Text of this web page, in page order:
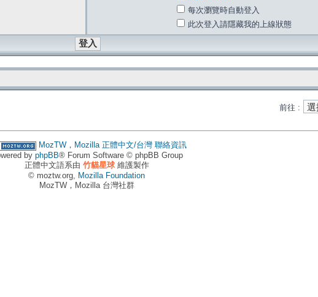
每次瀏覽時自動登入
此次登入請隱藏我的上線狀態
前往 :
MozTW，Mozilla 正體中文/台灣 聯絡資訊
by phpBB® Forum Software © phpBB Group
正體中文語系由 竹貓星球維護製作
© moztw.org, Mozilla Foundation
MozTW，Mozilla 台灣社群